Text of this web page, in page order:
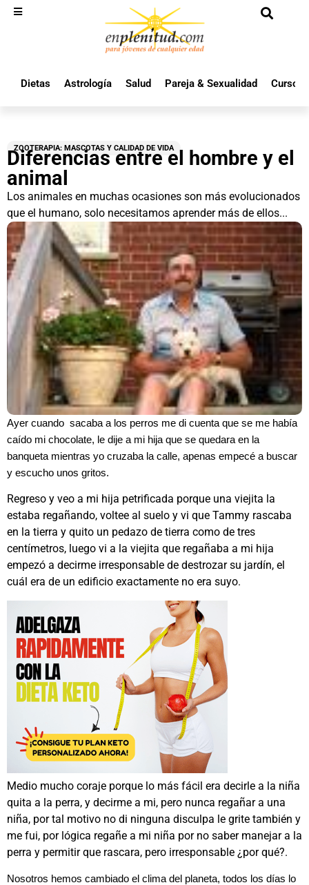
Dietas Astrología Salud Pareja & Sexualidad Cursos
ZOOTERAPIA: MASCOTAS Y CALIDAD DE VIDA
Diferencias entre el hombre y el
animal
Los animales en muchas ocasiones son más evolucionados
que el humano, solo necesitamos aprender más de ellos...
Ayer cuando sacaba a los perros me di cuenta que se me había
caído mi chocolate, le dije a mi hija que se quedara en la
banqueta mientras yo cruzaba la calle, apenas empecé a buscar
y escucho unos gritos.
Regreso y veo a mi hija petrificada porque una viejita la
estaba regañando, voltee al suelo y vi que Tammy rascaba
en la tierra y quito un pedazo de tierra como de tres
centímetros, luego vi a la viejita que regañaba a mi hija
empezó a decirme irresponsable de destrozar su jardín, el
cuál era de un edificio exactamente no era suyo.
Medio mucho coraje porque lo más fácil era decirle a la niña
quita a la perra, y decirme a mi, pero nunca regañar a una
niña, por tal motivo no di ninguna disculpa le grite también y
me fui, por lógica regañe a mi niña por no saber manejar a la
perra y permitir que rascara, pero irresponsable ¿por qué?.
Nosotros hemos cambiado el clima del planeta, todos los días lo